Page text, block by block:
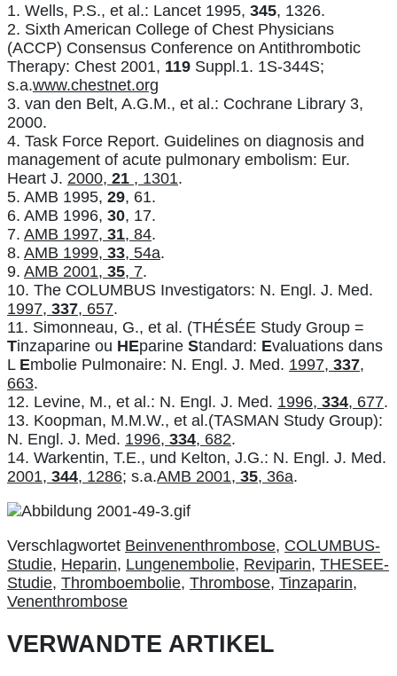
1. Wells, P.S., et al.: Lancet 1995, 345, 1326.
2. Sixth American College of Chest Physicians
(ACCP) Consensus Conference on Antithrombotic
Therapy: Chest 2001, 119 Suppl.1. 1S-344S;
s.a.www.chestnet.org
3. van den Belt, A.G.M., et al.: Cochrane Library 3,
2000.
4. Task Force Report. Guidelines on diagnosis and
management of acute pulmonary embolism: Eur.
Heart J. 2000, 21 , 1301.
5. AMB 1995, 29, 61.
6. AMB 1996, 30, 17.
7. AMB 1997, 31, 84.
8. AMB 1999, 33, 54a.
9. AMB 2001, 35, 7.
10. The COLUMBUS Investigators: N. Engl. J. Med.
1997, 337, 657.
11. Simonneau, G., et al. (THÉSÉE Study Group =
Tinzaparine ou HEparine Standard: Evaluations dans
L Embolie Pulmonaire: N. Engl. J. Med. 1997, 337,
663.
12. Levine, M., et al.: N. Engl. J. Med. 1996, 334, 677.
13. Koopman, M.M.W., et al.(TASMAN Study Group):
N. Engl. J. Med. 1996, 334, 682.
14. Warkentin, T.E., und Kelton, J.G.: N. Engl. J. Med.
2001, 344, 1286; s.a.AMB 2001, 35, 36a.
Verschlagwortet Beinvenenthrombose, COLUMBUS-
Studie, Heparin, Lungenembolie, Reviparin, THESEE-
Studie, Thromboembolie, Thrombose, Tinzaparin,
Venenthrombose
VERWANDTE ARTIKEL